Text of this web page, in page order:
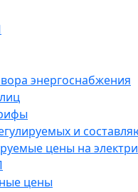
энергоснабжения
и
цены на
цены